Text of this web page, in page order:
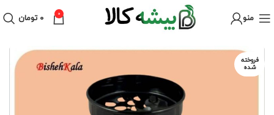
منو 0 ۰ تومان
فروخته
شده